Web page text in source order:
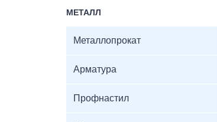
МЕТАЛЛ
Металлопрокат
Арматура
Профнастил